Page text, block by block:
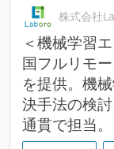
株式会社
＜機械学習
国フルリモ
を提供。機
決手法の検
通貫で担当。